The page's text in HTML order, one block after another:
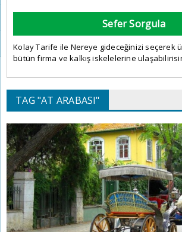
Sefer Sorgula
Kolay Tarife ile Nereye gideceğinizi seçerek
bütün firma ve kalkış iskelelerine
TAG "AT ARABASI"